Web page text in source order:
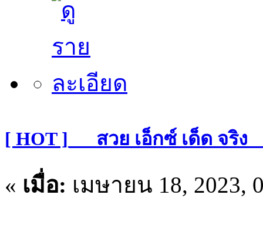
[ HOT ]___สวย เอ็กซ์ เด็ด จริง
« เมื่อ: เมษายน 18, 2023,